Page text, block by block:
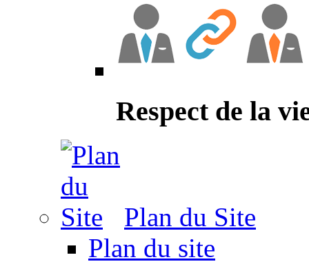
Respect de la
Plan du Site
Plan du site